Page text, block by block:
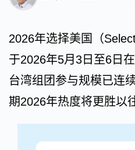
2026年选择美国（
于2026年5月3日至6日
台湾组团参与规模已连
期2026年热度将更胜以